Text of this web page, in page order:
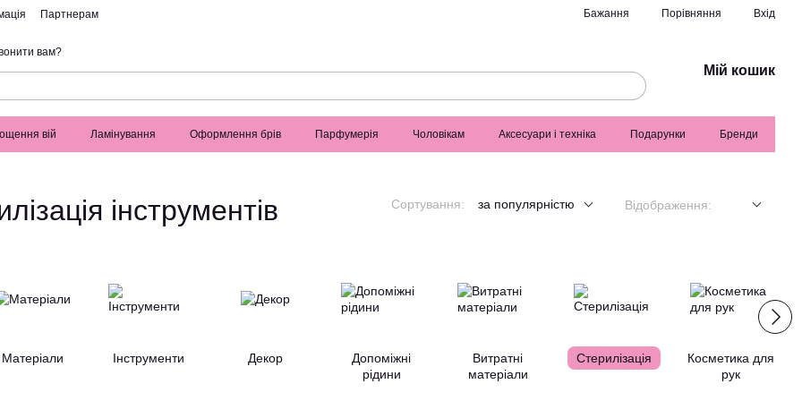
Партнерам Бажання Порівняння Вхід
вам?
Мій кошик
вій Ламінування Оформлення брів Парфумерія Чоловікам Аксесуари і техніка Подарунки Бренди
інструментів Сортування: за популярністю Відображення:
Матеріали Інструменти Декор
Допоміжні
рідини
Витратні
матеріали
Стерилізація
Косметика для
рук